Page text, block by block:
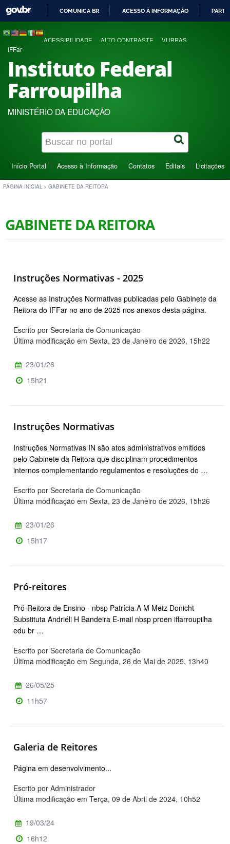
COMUNICA BR ACESSO À INFORMAÇÃO
ACESSIBILIDADE ALTO CONTRASTE VLIBRAS
IFFar
Instituto Federal
Farroupilha
MINISTÉRIO DA EDUCAÇÃO
Início Portal Acesso à Informação Contatos Editais Licitações
PÁGINA INICIAL > GABINETE DA REITORA
GABINETE DA REITORA
Instruções Normativas - 2025
Acesse as Instruções Normativas publicadas pelo Gabinete da
Reitora do IFFar no ano de 2025 nos anexos desta página.
Escrito por Secretaria de Comunicação
Última modificação em Sexta, 23 de Janeiro de 2026, 15h22
23/01/26
15h21
Instruções Normativas
Instruções Normativas IN são atos administrativos emitidos
pelo Gabinete da Reitora que disciplinam procedimentos
internos complementando regulamentos e resoluções do …
Escrito por Secretaria de Comunicação
Última modificação em Sexta, 23 de Janeiro de 2026, 15h26
23/01/26
15h17
Pró-reitores
Pró-Reitora de Ensino - nbsp Patrícia A M Metz Donicht
Substituta Andriéli H Bandeira E-mail nbsp proen iffarroupilha
edu br …
Escrito por Secretaria de Comunicação
Última modificação em Segunda, 26 de Mai de 2025, 13h40
26/05/25
11h57
Galeria de Reitores
Página em desenvolvimento...
Escrito por Administrador
Última modificação em Terça, 09 de Abril de 2024, 10h52
19/03/24
16h12